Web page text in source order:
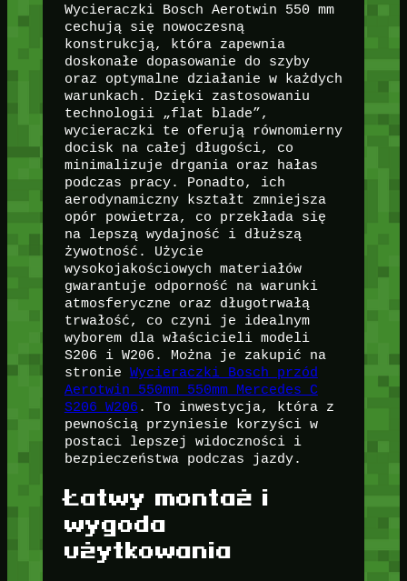
Wycieraczki Bosch Aerotwin 550 mm
cechują się nowoczesną
konstrukcją, która zapewnia
doskonałe dopasowanie do szyby
oraz optymalne działanie w każdych
warunkach. Dzięki zastosowaniu
technologii „flat blade”,
wycieraczki te oferują równomierny
docisk na całej długości, co
minimalizuje drgania oraz hałas
podczas pracy. Ponadto, ich
aerodynamiczny kształt zmniejsza
opór powietrza, co przekłada się
na lepszą wydajność i dłuższą
żywotność. Użycie
wysokojakościowych materiałów
gwarantuje odporność na warunki
atmosferyczne oraz długotrwałą
trwałość, co czyni je idealnym
wyborem dla właścicieli modeli
S206 i W206. Można je zakupić na
stronie Wycieraczki Bosch przód
Aerotwin 550mm 550mm Mercedes C
S206 W206 . To inwestycja, która z
pewnością przyniesie korzyści w
postaci lepszej widoczności i
bezpieczeństwa podczas jazdy.
Łatwy montaż i
wygoda
użytkowania